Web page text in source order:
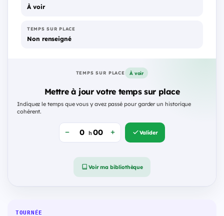
À voir
TEMPS SUR PLACE
Non renseigné
TEMPS SUR PLACE À voir
Mettre à jour votre temps sur place
Indiquez le temps que vous y avez passé pour garder un historique
cohérent.
h Valider
Voir ma bibliothèque
TOURNÉE